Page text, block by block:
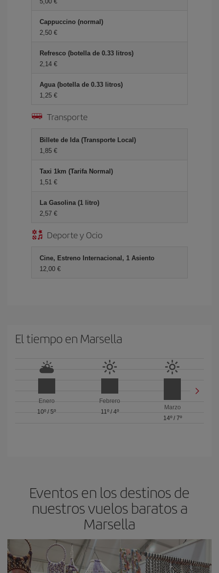
Cappuccino (normal)
2,50 €
Refresco (botella de 0.33 litros)
2,14 €
Agua (botella de 0.33 litros)
1,25 €
Transporte
Billete de Ida (Transporte Local)
1,85 €
Taxi 1km (Tarifa Normal)
1,51 €
La Gasolina (1 litro)
2,57 €
Deporte y Ocio
Cine, Estreno Internacional, 1 Asiento
12,00 €
El tiempo en Marsella
Enero
10º /5º
Febrero
11º/ 4º
Marzo
14º/ 7º
Eventos en los destinos de
nuestros vuelos baratos a
Marsella